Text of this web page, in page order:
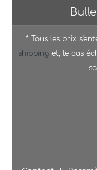
* Tous les prix
shipping et, le cas